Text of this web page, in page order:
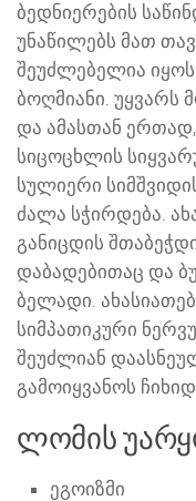
ბედნიერების
უნაწილებს მათ
შეუძლებელია
ბოღმიანი.
და ამასთან
სიცოცხლის
სულიერი
ძალა სჭირდება.
განიცდის
დაბადებითაც და
ბელადი.
სიმპათიკური
შეუძლიან
გამოიყვანოს
ლომის
ეგოიზმი